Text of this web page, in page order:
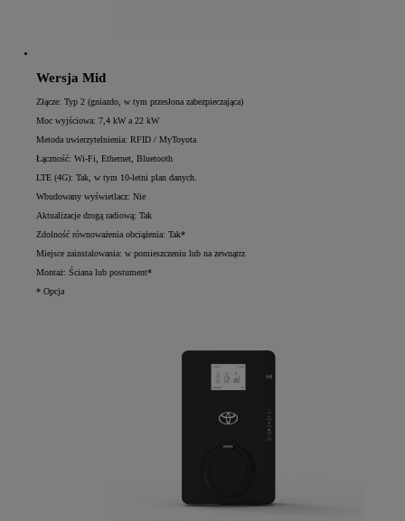
Wersja Mid
Złącze: Typ 2 (gniazdo, w tym przesłona zabezpieczająca)
Moc wyjściowa: 7,4 kW a 22 kW
Metoda uwierzytelnienia: RFID / MyToyota
Łączność: Wi-Fi, Ethernet, Bluetooth
LTE (4G): Tak, w tym 10-letni plan danych.
Wbudowany wyświetlacz: Nie
Aktualizacje drogą radiową: Tak
Zdolność równoważenia obciążenia: Tak*
Miejsce zainstalowania: w pomieszczeniu lub na zewnątrz
Montaż: Ściana lub postument*
* Opcja